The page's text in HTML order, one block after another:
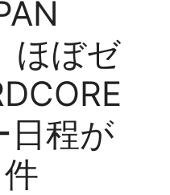
ほぼゼ
日程が